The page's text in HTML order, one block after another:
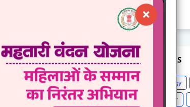
LABELS
Astrology
Bilaspur